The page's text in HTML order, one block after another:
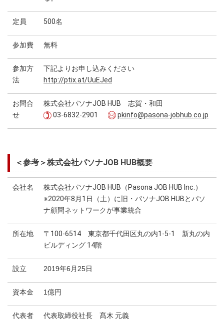
定員 500名
参加費 無料
参加方
法
下記よりお申し込みください
http://ptix.at/UuEJed
お問合
せ
株式会社パソナJOB HUB 志賀・和田
03-6832-2901
pkinfo@pasona-jobhub.co.jp
＜参考＞株式会社パソナJOB HUB概要
会社名
株式会社パソナJOB HUB（Pasona JOB HUB Inc.）
※2020年8月1日（土）に旧・パソナJOB HUBとパソ
ナ顧問ネットワークが事業統合
所在地
〒100-6514 東京都千代田区丸の内1-5-1 新丸の内
ビルディング 14階
設立 2019年6月25日
資本金 1億円
代表者 代表取締役社長 髙木 元義